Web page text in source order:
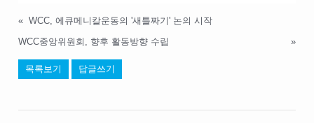
« WCC, 에큐메니칼운동의 '새틀짜기' 논의 시작
WCC중앙위원회, 향후 활동방향 수립
»
목록보기 답글쓰기